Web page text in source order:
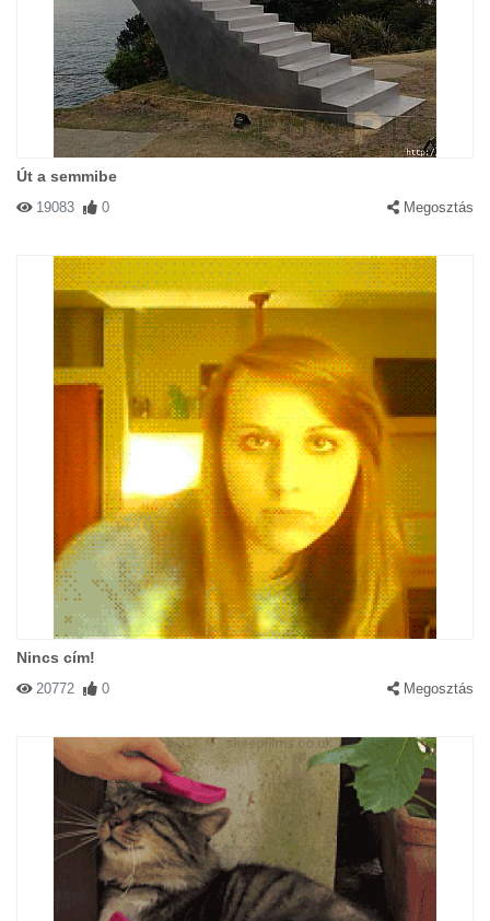
Út a semmibe
19083 0 Megosztás
Nincs cím!
20772 0 Megosztás